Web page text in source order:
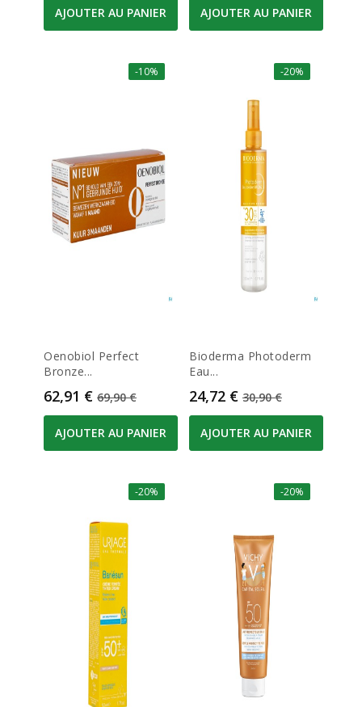
AJOUTER AU PANIER AJOUTER AU PANIER
-10%
Oenobiol Perfect
Bronze...
Prix
62,91 € Prix de base
69,90 €
AJOUTER AU PANIER
-20%
Bioderma Photoderm
Eau...
Prix
24,72 € Prix de base
30,90 €
AJOUTER AU PANIER
-20% -20%